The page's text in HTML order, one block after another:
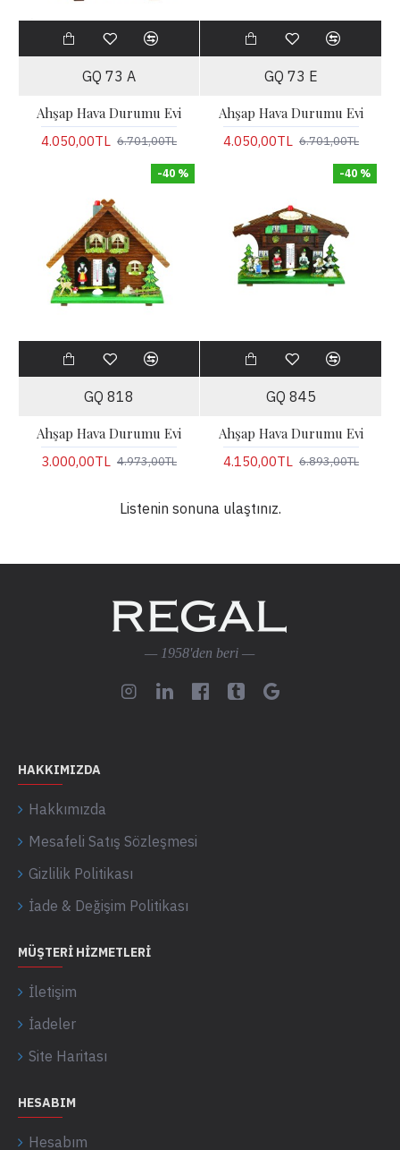
GQ 73 A
Ahşap Hava Durumu Evi
4.050,00TL 6.701,00TL
GQ 73 E
Ahşap Hava Durumu Evi
4.050,00TL 6.701,00TL
-40 %
GQ 818
Ahşap Hava Durumu Evi
3.000,00TL 4.973,00TL
-40 %
GQ 845
Ahşap Hava Durumu Evi
4.150,00TL 6.893,00TL
Listenin sonuna ulaştınız.
— 1958'den beri —
HAKKIMIZDA
Hakkımızda
Mesafeli Satış Sözleşmesi
Gizlilik Politikası
İade & Değişim Politikası
MÜŞTERI HIZMETLERI
İletişim
İadeler
Site Haritası
HESABIM
Hesabım